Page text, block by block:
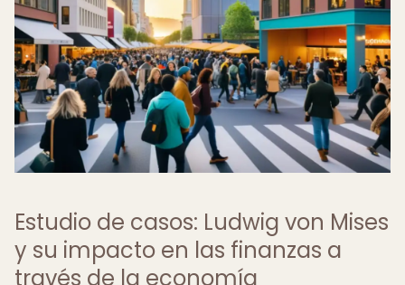
Estudio de casos: Ludwig von Mises
y su impacto en las finanzas a
través de la economía